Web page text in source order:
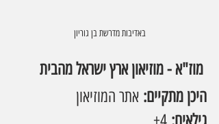
באדיבות מדרשת בן גוריון
היכן מתקיים: אתר המוזיאון